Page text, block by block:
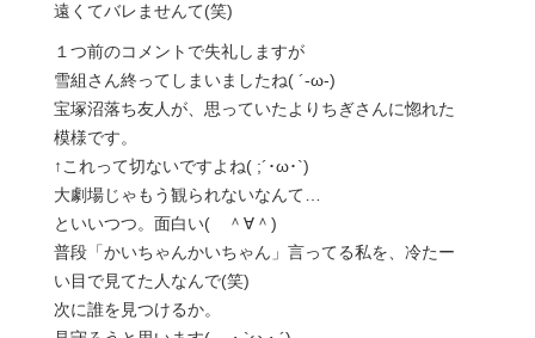
遠くてバレませんて(笑)
１つ前のコメントで失礼しますが
雪組さん終ってしまいましたね( ´-ω-)
宝塚沼落ち友人が、思っていたよりちぎさんに惚れた
模様です。
↑これって切ないですよね( ;´･ω･`)
大劇場じゃもう観られないなんて…
といいつつ。面白い( ＾∀＾)
普段「かいちゃんかいちゃん」言ってる私を、冷たー
い目で見てた人なんで(笑)
次に誰を見つけるか。